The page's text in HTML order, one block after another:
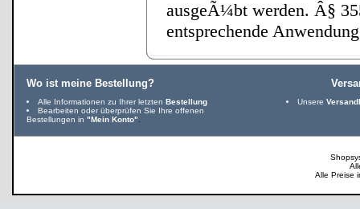
ausgeÃ¼bt werden. Â§
entsprechende
Wo ist meine Bestellung?
Alle Informationen zu Ihrer letzten Bestellung
Bearbeiten oder überprüfen Sie Ihre offenen
Bestellungen in "Mein Konto"
Unsere
Alle Preise